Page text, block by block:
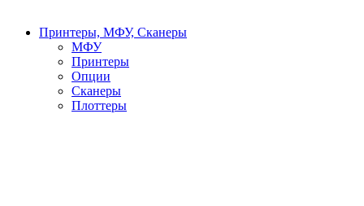
Принтеры, МФУ, Сканеры
МФУ
Принтеры
Опции
Сканеры
Плоттеры